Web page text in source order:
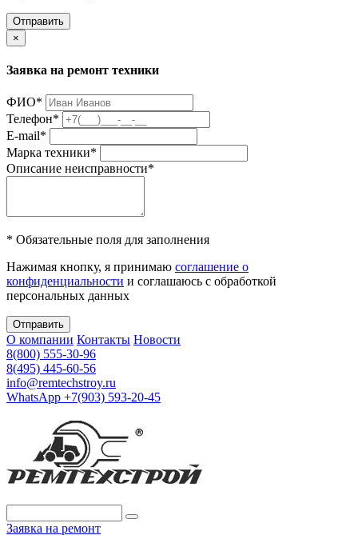
Отправить
×
Заявка на ремонт техники
ФИО*
Телефон*
E-mail*
Марка техники*
Описание неисправности*
* Обязательные поля для заполнения
Нажимая кнопку, я принимаю соглашение о
конфиденциальности и соглашаюсь с обработкой
персональных данных
Отправить
О компании Контакты Новости
8(800) 555-30-96
8(495) 445-60-56
info@remtechstroy.ru
WhatsApp +7(903) 593-20-45
Заявка на ремонт